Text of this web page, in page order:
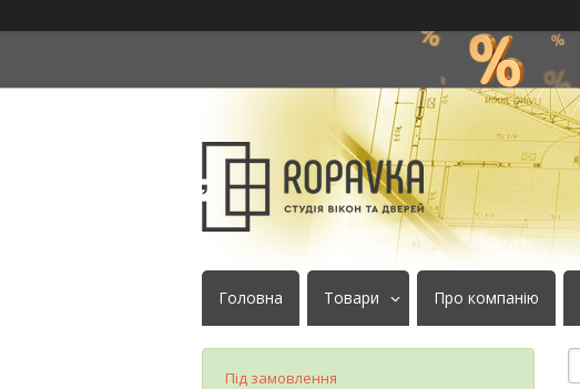
Головна Товари Про компанію
Під замовлення